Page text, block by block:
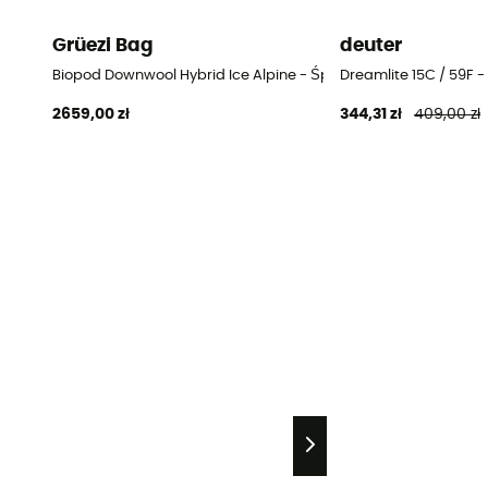
Grüezi Bag
Biopod Downwool Hybrid Ice Alpine - Śpiwor
2659,00 zł
deuter
Dreamlite 15C / 59F
344,31 zł 409,00 zł